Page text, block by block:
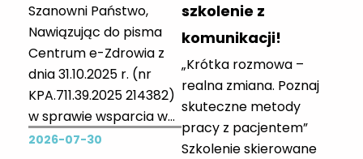
Szanowni Państwo,
Nawiązując do pisma
Centrum e-Zdrowia z
dnia 31.10.2025 r. (nr
KPA.711.39.2025 214382)
w sprawie wsparcia w
zakresie informowania
2026-07-30
szkolenie z
komunikacji!
„Krótka rozmowa –
realna zmiana. Poznaj
skuteczne metody
pracy z pacjentem”
Szkolenie skierowane